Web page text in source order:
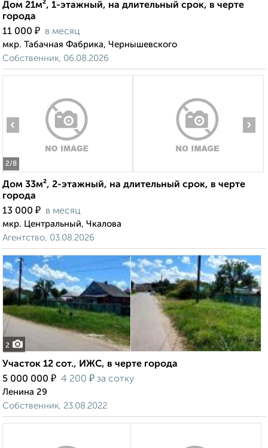
Дом 21м², 1-этажный, на длительный срок, в черте
города
11 000 ₽ в месяц
мкр. Табачная Фабрика, Чернышевского
Собственник, 06.08.2026
2/8
‹ ›
Дом 33м², 2-этажный, на длительный срок, в черте
города
13 000 ₽ в месяц
мкр. Центральный, Чкалова
Агентство, 03.08.2026
2
Участок 12 сот., ИЖС, в черте города
5 000 000 ₽ 4 200 ₽ за сотку
Ленина 29
Собственник, 23.08.2022